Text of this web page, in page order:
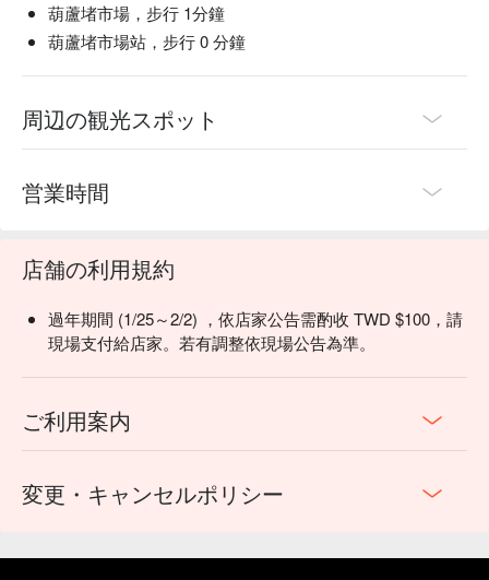
葫蘆堵市場，步行 1分鐘
葫蘆堵市場站，步行 0 分鐘
周辺の観光スポット
営業時間
店舗の利用規約
過年期間 (1/25～2/2) ，依店家公告需酌收 TWD $100，請
現場支付給店家。若有調整依現場公告為準。
ご利用案内
変更・キャンセルポリシー